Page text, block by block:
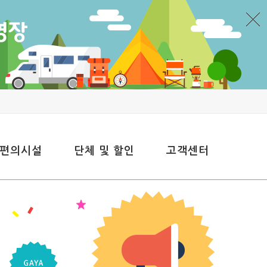
의시설 단체 및 할인 고객센터